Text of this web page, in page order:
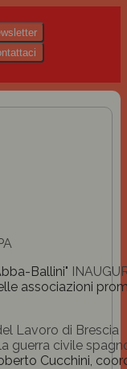
Ballini"
associazioni
Lavoro di Brescia
guerra civile
Cucchini,